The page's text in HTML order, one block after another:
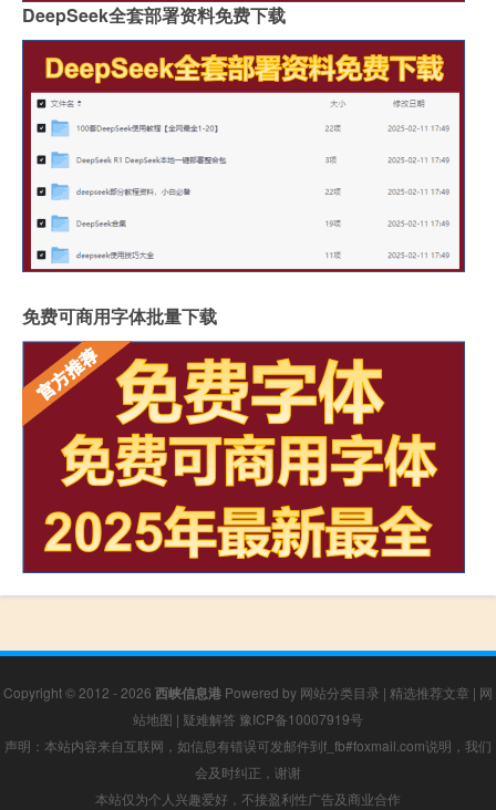
DeepSeek全套部署资料免费下载
免费可商用字体批量下载
Copyright © 2012 - 2026 西峡信息港 Powered by 网站分类目录 | 精选推荐文章 | 网
站地图 | 疑难解答 豫ICP备10007919号
声明：本站内容来自互联网，如信息有错误可发邮件到f_fb#foxmail.com说明，我们
会及时纠正，谢谢
本站仅为个人兴趣爱好，不接盈利性广告及商业合作